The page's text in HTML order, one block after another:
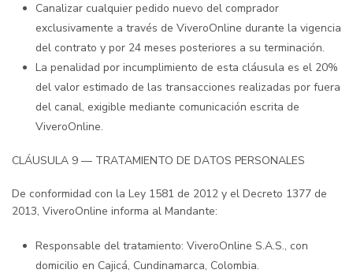
Canalizar cualquier pedido nuevo del comprador
exclusivamente a través de ViveroOnline durante la vigencia
del contrato y por 24 meses posteriores a su terminación.
La penalidad por incumplimiento de esta cláusula es el 20%
del valor estimado de las transacciones realizadas por fuera
del canal, exigible mediante comunicación escrita de
ViveroOnline.
CLÁUSULA 9 — TRATAMIENTO DE DATOS PERSONALES
De conformidad con la Ley 1581 de 2012 y el Decreto 1377 de
2013, ViveroOnline informa al Mandante:
Responsable del tratamiento: ViveroOnline S.A.S., con
domicilio en Cajicá, Cundinamarca, Colombia.